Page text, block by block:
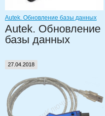
Autek. Обновление базы данных
Autek. Обновление
базы данных
27.04.2018